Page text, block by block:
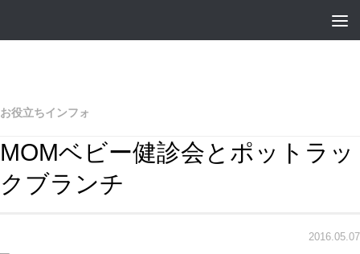
お役立ちインフォ
MOMベビー健診会とポットラッ
クブランチ
2016.05.07